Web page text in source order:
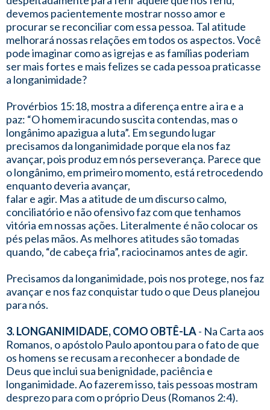
devemos pacientemente mostrar nosso amor e
procurar se reconciliar com essa pessoa. Tal atitude
melhorará nossas relações em todos os aspectos. Você
pode imaginar como as igrejas e as famílias poderiam
ser mais fortes e mais felizes se cada pessoa praticasse
a longanimidade?
Provérbios 15:18, mostra a diferença entre a ira e a
paz: “O homem iracundo suscita contendas, mas o
longânimo apazigua a luta”. Em segundo lugar
precisamos da longanimidade porque ela nos faz
avançar, pois produz em nós perseverança. Parece que
o longânimo, em primeiro momento, está retrocedendo
enquanto deveria avançar,
falar e agir. Mas a atitude de um discurso calmo,
conciliatório e não ofensivo faz com que tenhamos
vitória em nossas ações. Literalmente é não colocar os
pés pelas mãos. As melhores atitudes são tomadas
quando, “de cabeça fria”, raciocinamos antes de agir.
Precisamos da longanimidade, pois nos protege, nos faz
avançar e nos faz conquistar tudo o que Deus planejou
para nós.
3. LONGANIMIDADE, COMO OBTÊ-LA- Na Carta aos
Romanos, o apóstolo Paulo apontou para o fato de que
os homens se recusam a reconhecer a bondade de
Deus que inclui sua benignidade, paciência e
longanimidade. Ao fazerem isso, tais pessoas mostram
desprezo para com o próprio Deus (Romanos 2:4).